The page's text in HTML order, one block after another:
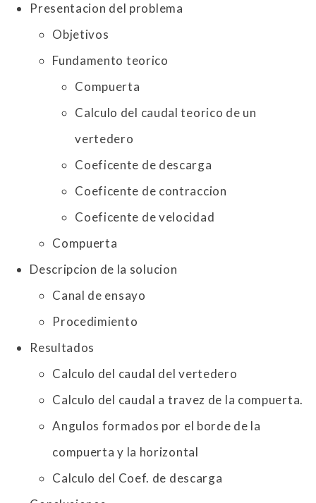
Presentacion del problema
Objetivos
Fundamento teorico
Compuerta
Calculo del caudal teorico de un
vertedero
Coeficente de descarga
Coeficente de contraccion
Coeficente de velocidad
Compuerta
Descripcion de la solucion
Canal de ensayo
Procedimiento
Resultados
Calculo del caudal del vertedero
Calculo del caudal a travez de la compuerta.
Angulos formados por el borde de la
compuerta y la horizontal
Calculo del Coef. de descarga